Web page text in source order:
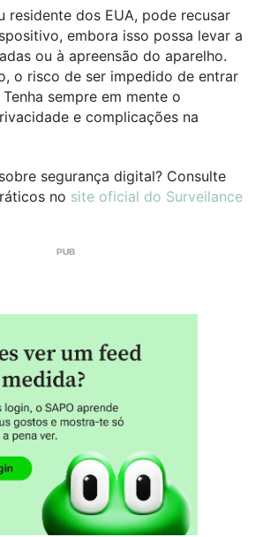
residente dos EUA, pode recusar
embora isso possa levar a
ou à apreensão do aparelho.
o risco de ser impedido de entrar
sempre em mente o
e complicações na
segurança digital? Consulte
no site oficial do Surveilance